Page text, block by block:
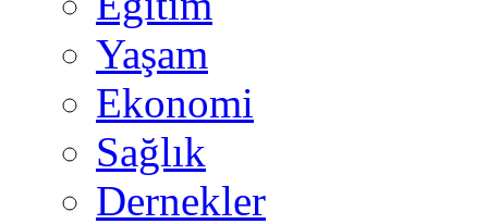
Yaşam
Ekonomi
Sağlık
Dernekler